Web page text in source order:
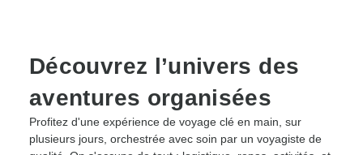
Découvrez l’univers des
aventures organisées
Profitez d'une expérience de voyage clé en main, sur
plusieurs jours, orchestrée avec soin par un voyagiste de